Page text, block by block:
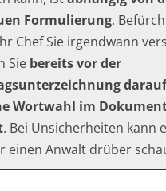
Formulierung.
Chef Sie irgendwann
Sie bereits vor der
Wortwahl im
. Bei Unsicherheiten kann
einen Anwalt drüber